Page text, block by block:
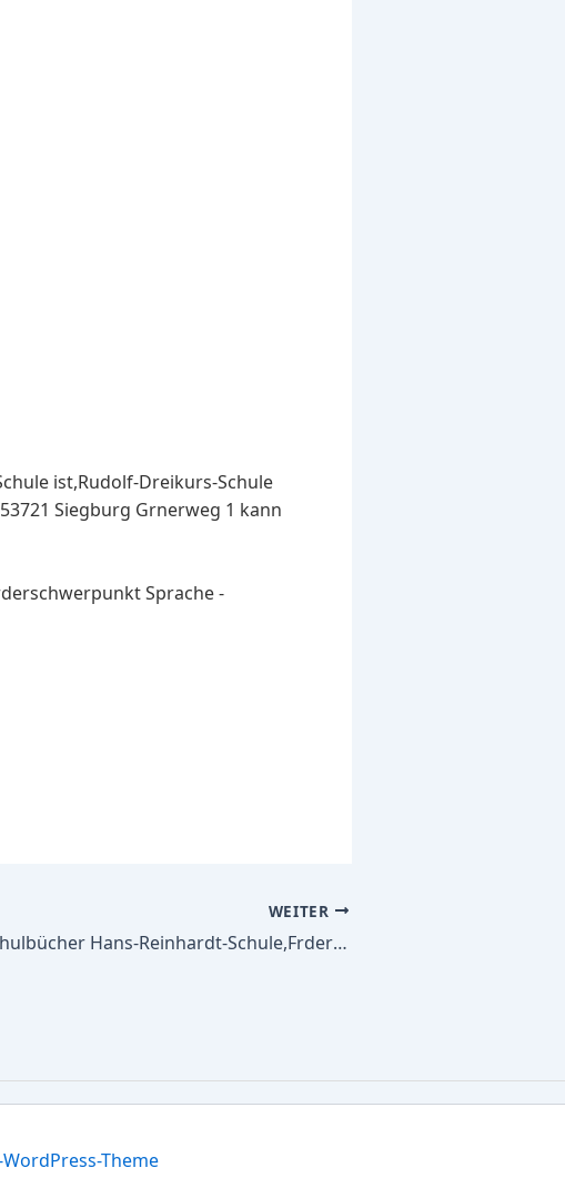
ist,Rudolf-Dreikurs-Schule
Siegburg Grnerweg 1 kann
Sprache -
WEITER
Alle Schulbücher Hans-Reinhardt-Schule,Frdersch. in fr. Trgerschaft mit dem FSP Geistige Entw. d.Schulen d. AWO im Kr.Siegen-Witt. GmbH
Theme